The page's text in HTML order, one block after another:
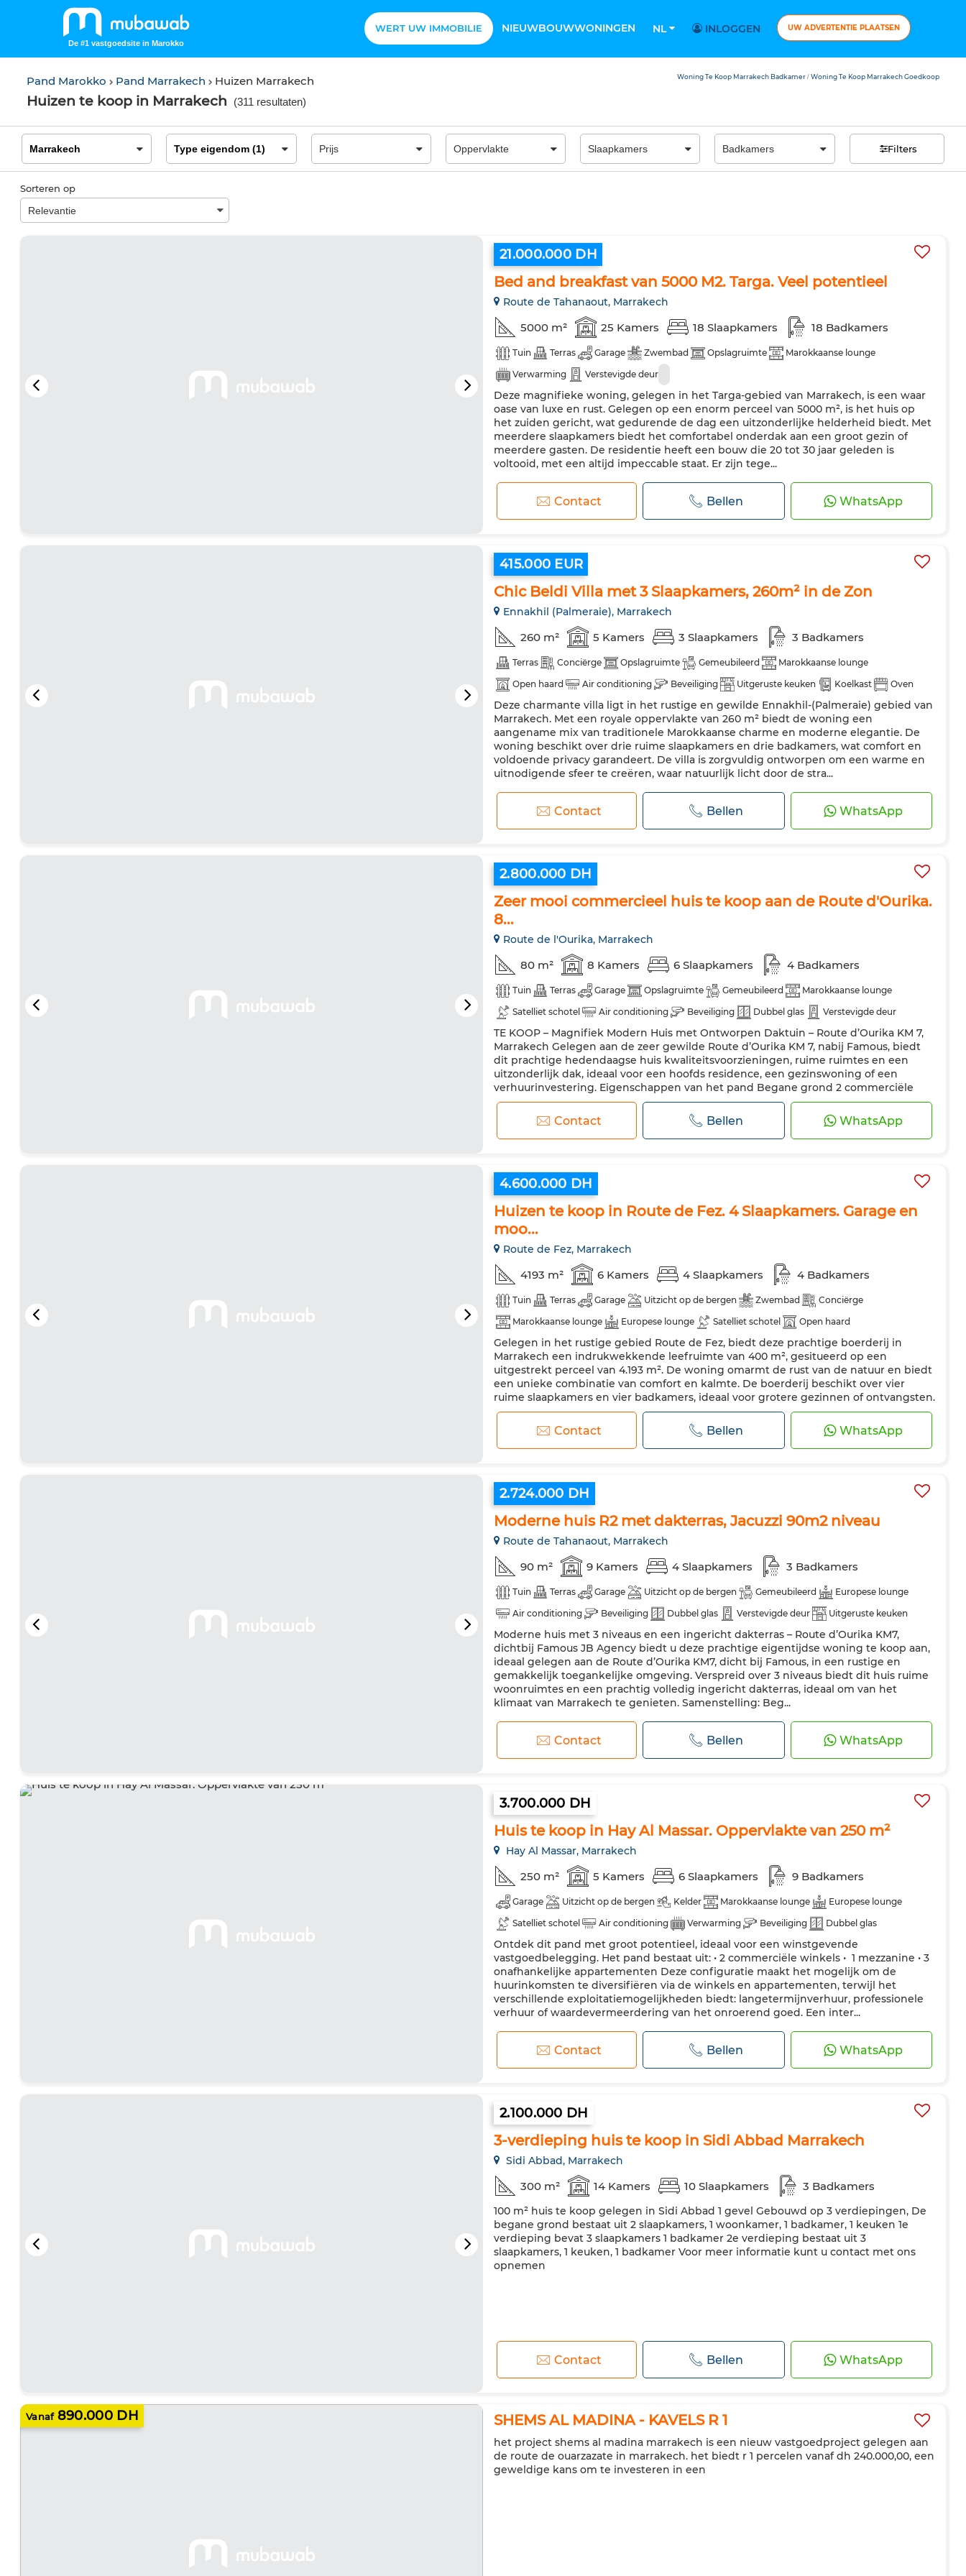
De #1 vastgoedsite in Marokko
WERT UW IMMOBILIE NIEUWBOUWWONINGEN NL INLOGGEN UW ADVERTENTIE PLAATSEN
Pand Marokko Pand Marrakech Huizen Marrakech
Huizen te koop in Marrakech (311 resultaten)
Woning Te Koop Marrakech Badkamer / Woning Te Koop Marrakech Goedkoop
Filters
Sorteren op
21.000.000 DH
Bed and breakfast van 5000 M2. Targa. Veel potentieel
Route de Tahanaout, Marrakech
5000 m² 25 Kamers 18 Slaapkamers 18 Badkamers
Tuin Terras Garage Zwembad Opslagruimte
Marokkaanse lounge
Verwarming
Verstevigde deur
Deze magnifieke woning, gelegen in het Targa-gebied van Marrakech, is een waar
oase van luxe en rust. Gelegen op een enorm perceel van 5000 m², is het huis op
het zuiden gericht, wat gedurende de dag een uitzonderlijke helderheid biedt. Met
meerdere slaapkamers biedt het comfortabel onderdak aan een groot gezin of
meerdere gasten. De residentie heeft een bouw die 20 tot 30 jaar geleden is
voltooid, met een altijd impeccable staat. Er zijn tege...
Contact Bellen WhatsApp
415.000 EUR
Chic Beldi Villa met 3 Slaapkamers, 260m² in de Zon
Ennakhil (Palmeraie), Marrakech
260 m² 5 Kamers 3 Slaapkamers 3 Badkamers
Terras Conciërge Opslagruimte Gemeubileerd
Marokkaanse lounge
Open haard
Air conditioning Beveiliging Uitgeruste keuken Koelkast
Oven
Vaatwasser
Magnetron
Deze charmante villa ligt in het rustige en gewilde Ennakhil-(Palmeraie) gebied van
Marrakech. Met een royale oppervlakte van 260 m² biedt de woning een
aangename mix van traditionele Marokkaanse charme en moderne elegantie. De
woning beschikt over drie ruime slaapkamers en drie badkamers, wat comfort en
voldoende privacy garandeert. De villa is zorgvuldig ontworpen om een warme en
uitnodigende sfeer te creëren, waar natuurlijk licht door de stra...
Contact Bellen WhatsApp
2.800.000 DH
Zeer mooi commercieel huis te koop aan de Route d'Ourika.
8...
Route de l'Ourika, Marrakech
80 m² 8 Kamers 6 Slaapkamers 4 Badkamers
Tuin Terras Garage Opslagruimte Gemeubileerd
Marokkaanse lounge
Satelliet schotel
Air conditioning Beveiliging Dubbel glas
Verstevigde deur
Uitgeruste keuken
Koelkast Oven Vaatwasser Magnetron
TE KOOP – Magnifiek Modern Huis met Ontworpen Daktuin – Route d’Ourika KM 7,
Marrakech Gelegen aan de zeer gewilde Route d’Ourika KM 7, nabij Famous, biedt
dit prachtige hedendaagse huis kwaliteitsvoorzieningen, ruime ruimtes en een
uitzonderlijk dak, ideaal voor een hoofds residence, een gezinswoning of een
verhuurinvestering. Eigenschappen van het pand Begane grond 2 commerciële
garages van 45 m² elk Mogelijkheid om in elke garage een mezza...
Contact Bellen WhatsApp
4.600.000 DH
Huizen te koop in Route de Fez. 4 Slaapkamers. Garage en
moo...
Route de Fez, Marrakech
4193 m² 6 Kamers 4 Slaapkamers 4 Badkamers
Tuin Terras Garage Uitzicht op de bergen Zwembad
Conciërge
Marokkaanse lounge
Europese lounge Satelliet schotel
Open haard
Air conditioning
Beveiliging Dubbel glas Verstevigde deur
Uitgeruste keuken
Koelkast
Vaatwasser Magnetron
Gelegen in het rustige gebied Route de Fez, biedt deze prachtige boerderij in
Marrakech een indrukwekkende leefruimte van 400 m², gesitueerd op een
uitgestrekt perceel van 4.193 m². De woning omarmt de rust van de natuur en biedt
een unieke combinatie van comfort en kalmte. De boerderij beschikt over vier
ruime slaapkamers en vier badkamers, ideaal voor grotere gezinnen of ontvangsten.
Het hart van het huis is de ruime keuken, volledig uitgerust...
Contact Bellen WhatsApp
2.724.000 DH
Moderne huis R2 met dakterras, Jacuzzi 90m2 niveau
Route de Tahanaout, Marrakech
90 m² 9 Kamers 4 Slaapkamers 3 Badkamers
Tuin Terras Garage Uitzicht op de bergen Gemeubileerd
Europese lounge
Air conditioning
Beveiliging Dubbel glas Verstevigde deur
Uitgeruste keuken
Koelkast
Oven Vaatwasser Magnetron
Moderne huis met 3 niveaus en een ingericht dakterras – Route d’Ourika KM7,
dichtbij Famous JB Agency biedt u deze prachtige eigentijdse woning te koop aan,
ideaal gelegen aan de Route d’Ourika KM7, dicht bij Famous, in een rustige en
gemakkelijk toegankelijke omgeving. Verspreid over 3 niveaus biedt dit huis ruime
woonruimtes en een prachtig volledig ingericht dakterras, ideaal om van het
klimaat van Marrakech te genieten. Samenstelling: Beg...
Contact Bellen WhatsApp
3.700.000 DH
Huis te koop in Hay Al Massar. Oppervlakte van 250 m²
Hay Al Massar, Marrakech
250 m² 5 Kamers 6 Slaapkamers 9 Badkamers
Garage Uitzicht op de bergen Kelder Marokkaanse lounge
Europese lounge
Satelliet schotel
Air conditioning Verwarming Beveiliging
Dubbel glas
Verstevigde deur
Uitgeruste keuken Koelkast Oven Vaatwasser
Ontdek dit pand met groot potentieel, ideaal voor een winstgevende
vastgoedbelegging. Het pand bestaat uit: • 2 commerciële winkels • ️ 1 mezzanine • 3
onafhankelijke appartementen Deze configuratie maakt het mogelijk om de
huurinkomsten te diversifiëren via de winkels en appartementen, terwijl het
verschillende exploitatiemogelijkheden biedt: langetermijnverhuur, professionele
verhuur of waardevermeerdering van het onroerend goed. Een inter...
Contact Bellen WhatsApp
2.100.000 DH
3-verdieping huis te koop in Sidi Abbad Marrakech
Sidi Abbad, Marrakech
300 m² 14 Kamers 10 Slaapkamers 3 Badkamers
100 m² huis te koop gelegen in Sidi Abbad 1 gevel Gebouwd op 3 verdiepingen, De
begane grond bestaat uit 2 slaapkamers, 1 woonkamer, 1 badkamer, 1 keuken 1e
verdieping bevat 3 slaapkamers 1 badkamer 2e verdieping bestaat uit 3
slaapkamers, 1 keuken, 1 badkamer Voor meer informatie kunt u contact met ons
opnemen
Contact Bellen WhatsApp
Vanaf 890.000 DH SHEMS AL MADINA - KAVELS R 1
het project shems al madina marrakech is een nieuw vastgoedproject gelegen aan
de route de ouarzazate in marrakech. het biedt r 1 percelen vanaf dh 240.000,00, een
geweldige kans om te investeren in een